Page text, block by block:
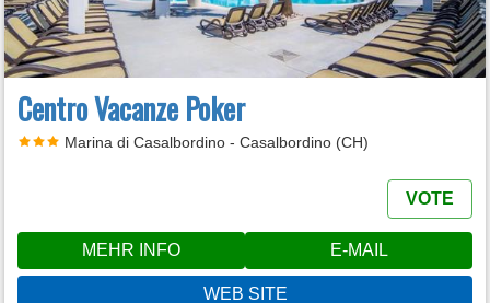
Centro Vacanze Poker
Marina di Casalbordino - Casalbordino (CH)
VOTE
MEHR INFO E-MAIL
WEB SITE